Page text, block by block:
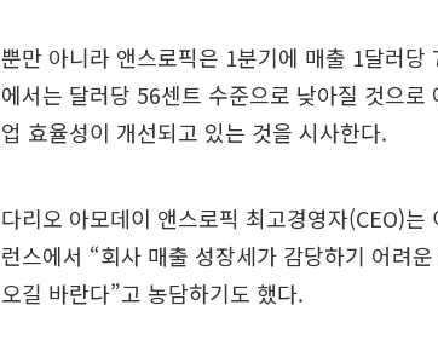
뿐만 아니라 앤스로픽은 1분기에 매출 1달러
에서는 달러당 56센트 수준으로 낮아질 것으
업 효율성이 개선되고 있는 것을 시사한다.
다리오 아모데이 앤스로픽 최고경영자(CEO)
런스에서 “회사 매출 성장세가 감당하기 어려
오길 바란다”고 농담하기도 했다.